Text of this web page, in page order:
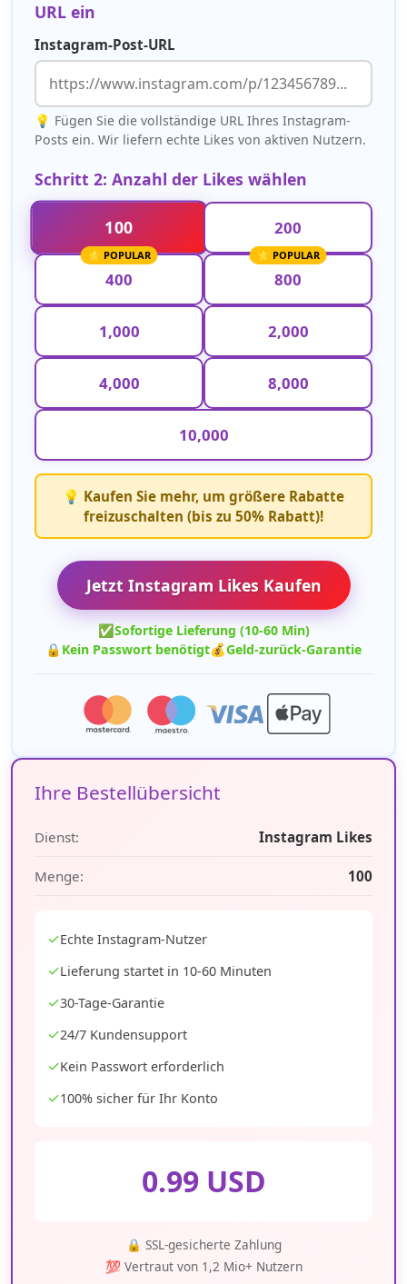
URL ein
Instagram-Post-URL
💡 Fügen Sie die vollständige URL Ihres Instagram-
Posts ein. Wir liefern echte Likes von aktiven Nutzern.
Schritt 2: Anzahl der Likes wählen
100 200
400 800
1,000 2,000
4,000 8,000
10,000
💡 Kaufen Sie mehr, um größere Rabatte
freizuschalten (bis zu 50% Rabatt)!
Jetzt Instagram Likes Kaufen
✅Sofortige Lieferung (10-60 Min)
🔒 Kein Passwort benötigt💰Geld-zurück-Garantie
Ihre Bestellübersicht
Dienst: Instagram Likes
Menge: 100
✓Echte Instagram-Nutzer
✓Lieferung startet in 10-60 Minuten
✓30-Tage-Garantie
✓24/7 Kundensupport
✓Kein Passwort erforderlich
✓100% sicher für Ihr Konto
0.99 USD
🔒 SSL-gesicherte Zahlung
💯 Vertraut von 1,2 Mio+ Nutzern